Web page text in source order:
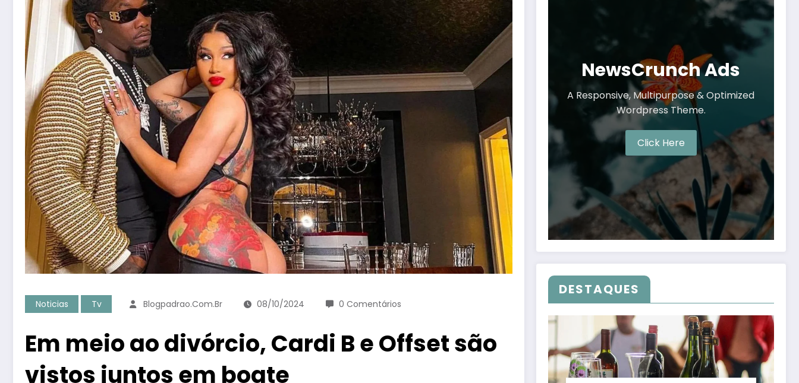
Noticias Tv Blogpadrao.com.br 08/10/2024 0 Comentários
Em meio ao divórcio, Cardi B e Offset são
vistos juntos em boate
NewsCrunch Ads
A Responsive, Multipurpose & Optimized
Wordpress Theme.
Click Here
DESTAQUES